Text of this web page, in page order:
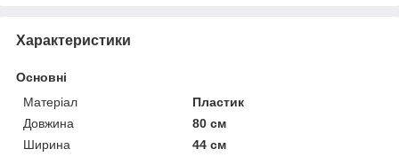
Характеристики
Основні
Матеріал
Пластик
Довжина
80 см
Ширина
44 см